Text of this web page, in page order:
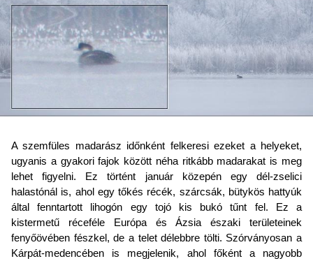
A szemfüles madarász időnként felkeresi ezeket a helyeket,
ugyanis a gyakori fajok között néha ritkább madarakat is meg
lehet figyelni. Ez történt január közepén egy dél-zselici
halastónál is, ahol egy tőkés récék, szárcsák, bütykös hattyúk
által fenntartott lihogón egy tojó kis bukó tűnt fel. Ez a
kistermetű réceféle Európa és Ázsia északi területeinek
fenyőövében fészkel, de a telet délebbre tölti. Szórványosan a
Kárpát-medencében is megjelenik, ahol főként a nagyobb